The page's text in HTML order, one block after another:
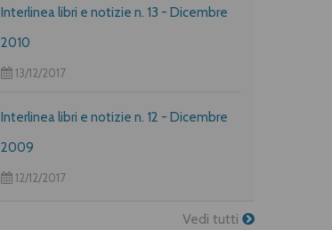
per l’infanzia, Guido Quarzo e Anna Vivarelli)
per i suoi lettori piuù golosi.
Interlinea libri e notizie n. 13 - Dicembre
2010
13/12/2017
Interlinea libri e notizie n. 12 - Dicembre
2009
12/12/2017
Vedi tutti